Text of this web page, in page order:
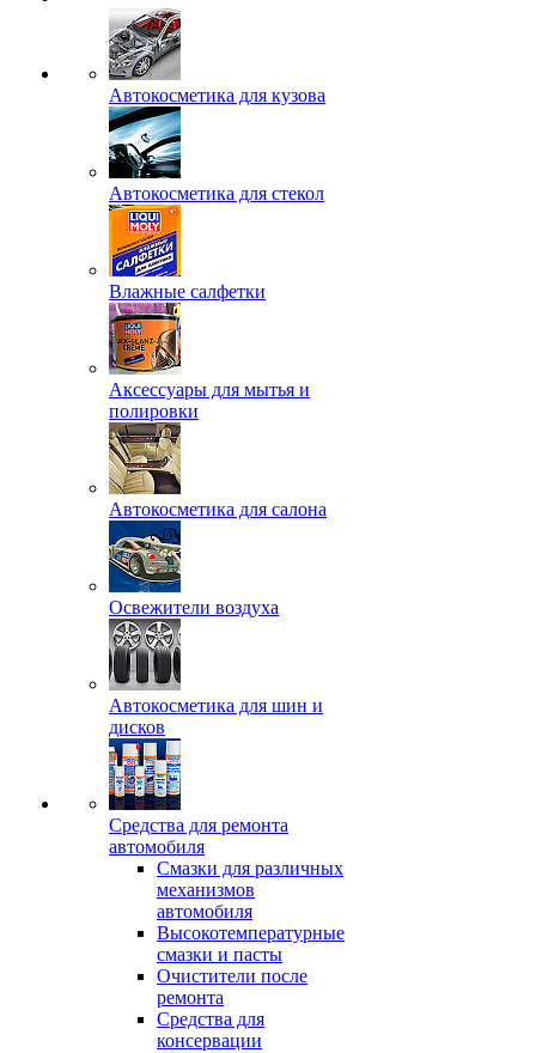
Автокосметика для кузова
Автокосметика для стекол
Влажные салфетки
Аксессуары для мытья и
полировки
Автокосметика для салона
Освежители воздуха
Автокосметика для шин и
дисков
Средства для ремонта
автомобиля
Смазки для различных
механизмов
автомобиля
Высокотемпературные
смазки и пасты
Очистители после
ремонта
Средства для
консервации